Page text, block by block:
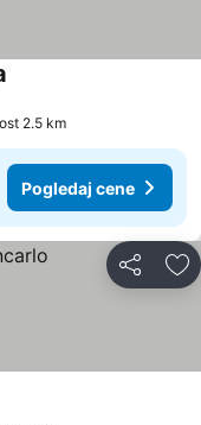
2.5 km
Pogledaj cene
Deli